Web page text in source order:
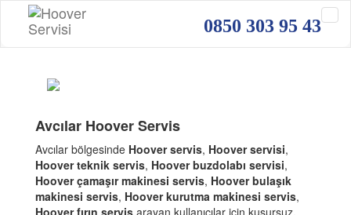
0850 303 95 43
Avcılar Hoover Servis
Avcılar bölgesinde Hoover servis, Hoover servisi,
Hoover teknik servis, Hoover buzdolabı servisi,
Hoover çamaşır makinesi servis, Hoover bulaşık
makinesi servis, Hoover kurutma makinesi servis,